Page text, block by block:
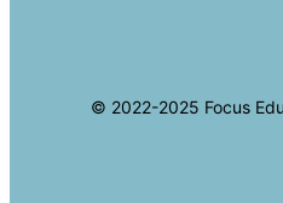
© 2022-2025 Focus